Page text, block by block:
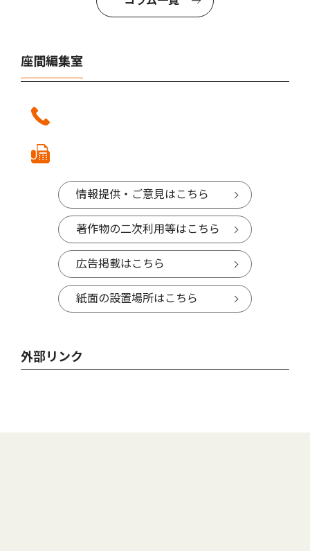
座間編集室
情報提供・ご意見はこちら
著作物の二次利用等はこちら
広告掲載はこちら
紙面の設置場所はこちら
外部リンク